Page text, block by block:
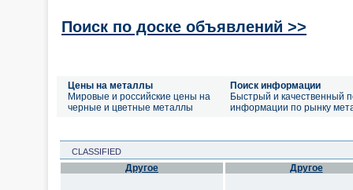
Поиск по доске объявлений >>
Цены на металлы
Мировые и российские цены на
черные и цветные металлы
Поиск информации
Быстрый и качественный
информации по рынку
CLASSIFIED
Другое Другое